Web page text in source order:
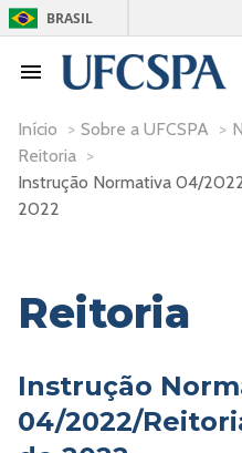
BRASIL
Início > Sobre a UFCSPA >
Reitoria >
Instrução Normativa 04/
2022
Reitoria
Instrução
04/2022/